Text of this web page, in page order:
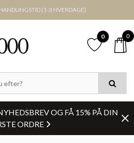
(1-3 HVERDAGE)
0 0
OG FÅ 15% PÅ DIN
ORDRE